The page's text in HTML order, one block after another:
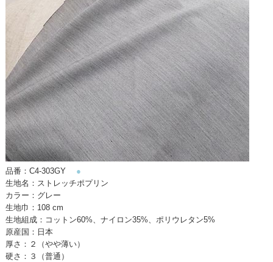
品番：C4-303GY●
生地名：ストレッチポプリン
カラー：グレー
生地巾：108 cm
生地組成：コットン60%、ナイロン35%、ポリウレタン5%
原産国：日本
厚さ：２（やや薄い）
硬さ：３（普通）